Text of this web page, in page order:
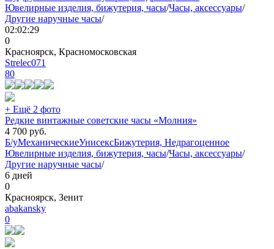
Ювелирные изделия, бижутерия, часы/Часы, аксессуары/
Другие наручные часы/
02:02:29
0
Красноярск, Красномосковская
Strelec071
80
+ Ещё 2 фото
Редкие винтажные советские часы «Молния»
4 700 руб.
Б/уМеханическиеУнисексБижутерия, Недрагоценное
Ювелирные изделия, бижутерия, часы/Часы, аксессуары/
Другие наручные часы/
6 дней
0
Красноярск, Зенит
abakansky
0